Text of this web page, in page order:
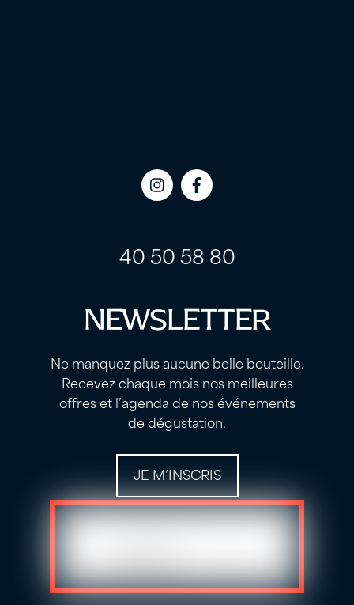
Icon
Icon
40 50 58 80
NEWSLETTER
Ne manquez plus aucune belle bouteille.
Recevez chaque mois nos meilleures
offres et l’agenda de nos événements
de dégustation.
JE M’INSCRIS